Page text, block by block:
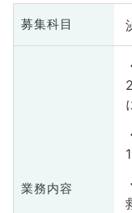
募集科目
業務内容